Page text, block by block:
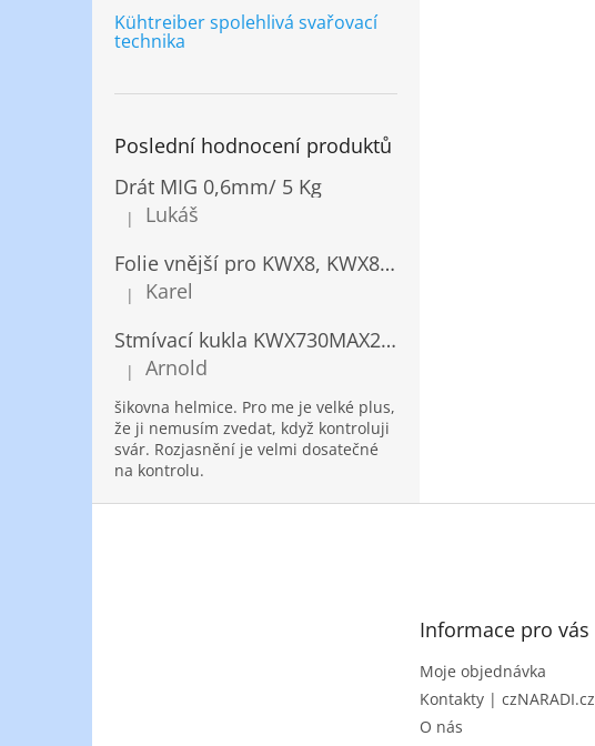
Kühtreiber spolehlivá svařovací
technika
Poslední hodnocení produktů
Drát MIG 0,6mm/ 5 Kg
Hodnocení produktu je 5 z 5 hvězdiček.
|
Lukáš
Folie vnější pro KWX8, KWX820/ 10ks
Hodnocení produktu je 5 z 5 hvězdiček.
|
Karel
Stmívací kukla KWX730MAX2,5!® + NANOClean
Hodnocení produktu je 5 z 5 hvězdiček.
| Arnold
šikovna helmice. Pro me je velké plus,
že ji nemusím zvedat, když kontroluji
svár. Rozjasnění je velmi dosatečné
na kontrolu.
Informace pro vás
Moje objednávka
Kontakty | czNARADI.cz
O nás